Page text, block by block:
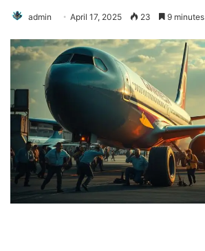
admin April 17, 2025 23 9